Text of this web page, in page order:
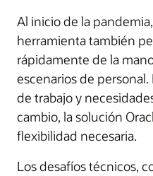
Al inicio de la
herramienta también
rápidamente de la
escenarios de
de trabajo y
cambio, la solución
flexibilidad necesaria.
Los desafíos técnicos,